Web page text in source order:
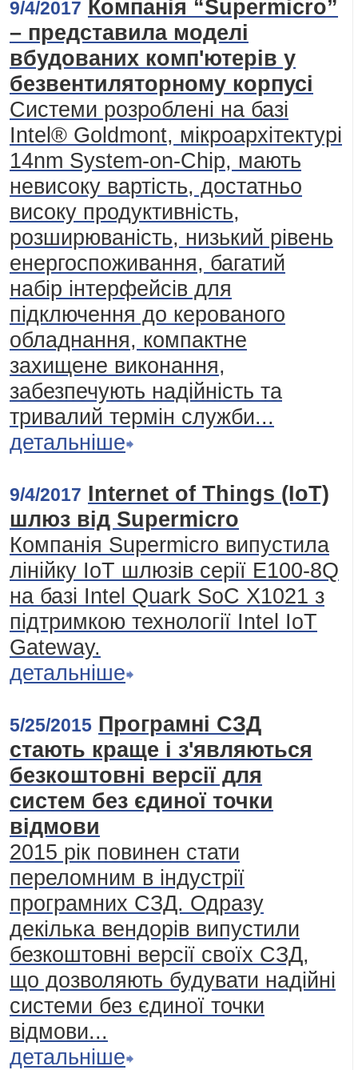
9/4/2017 Компанія “Supermicro”
– представила моделі
вбудованих комп'ютерів у
безвентиляторному корпусі
Системи розроблені на базі
Intel® Goldmont, мікроархітектурі
14nm System-on-Chip, мають
невисоку вартість, достатньо
високу продуктивність,
розширюваність, низький рівень
енергоспоживання, багатий
набір інтерфейсів для
підключення до керованого
обладнання, компактне
захищене виконання,
забезпечують надійність та
тривалий термін служби...
детальніше
9/4/2017 Internet of Things (IoT)
шлюз від Supermicro
Компанія Supermicro випустила
лінійку IoT шлюзів серії E100-8Q
на базі Intel Quark SoC X1021 з
підтримкою технології Intel IoT
Gateway.
детальніше
5/25/2015 Програмні СЗД
стають краще і з'являються
безкоштовні версії для
систем без єдиної точки
відмови
2015 рік повинен стати
переломним в індустрії
програмних СЗД. Одразу
декілька вендорів випустили
безкоштовні версії своїх СЗД,
що дозволяють будувати надійні
системи без єдиної точки
відмови...
детальніше